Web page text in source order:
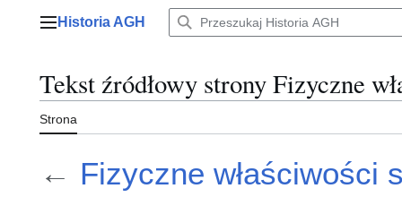
Menu główne
Historia AGH
Tekst źródłowy strony Fizyczne
Strona
← Fizyczne właściwości